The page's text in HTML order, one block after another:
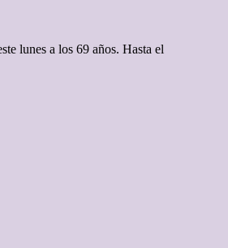
lunes a los 69 años. Hasta el